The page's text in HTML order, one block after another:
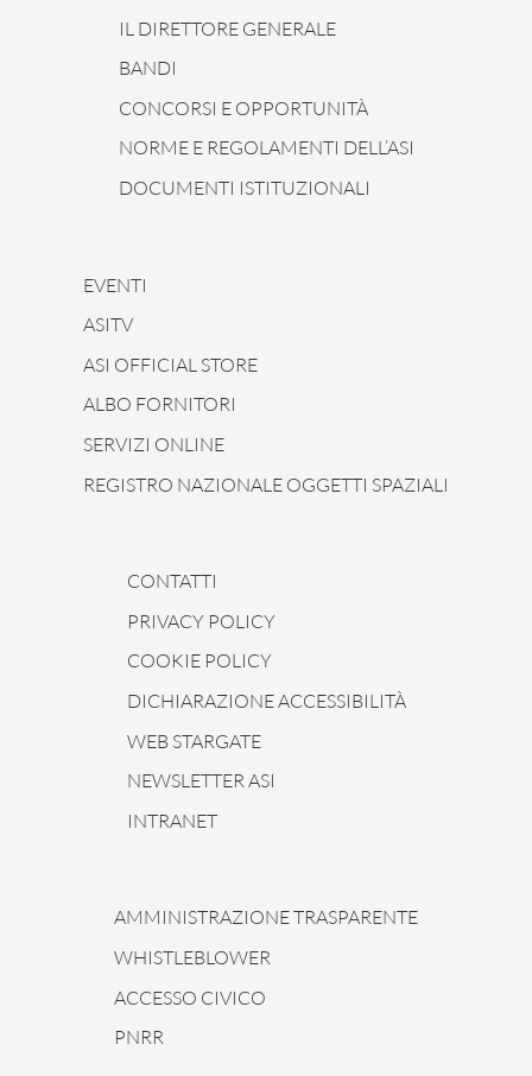
IL DIRETTORE GENERALE
BANDI
CONCORSI E OPPORTUNITÀ
NORME E REGOLAMENTI DELL’ASI
DOCUMENTI ISTITUZIONALI
EVENTI
ASITV
ASI OFFICIAL STORE
ALBO FORNITORI
SERVIZI ONLINE
REGISTRO NAZIONALE OGGETTI SPAZIALI
CONTATTI
PRIVACY POLICY
COOKIE POLICY
DICHIARAZIONE ACCESSIBILITÀ
WEB STARGATE
NEWSLETTER ASI
INTRANET
AMMINISTRAZIONE TRASPARENTE
WHISTLEBLOWER
ACCESSO CIVICO
PNRR